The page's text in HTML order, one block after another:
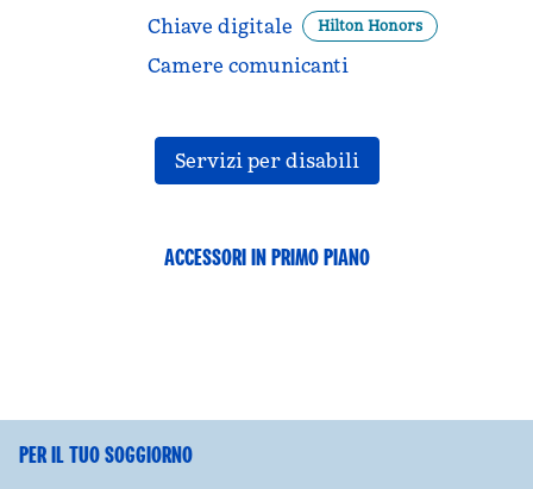
Chiave digitale
Hilton Honors
Camere comunicanti
Servizi per disabili
ACCESSORI IN PRIMO PIANO
FITNESS CENTER
PER IL TUO SOGGIORNO